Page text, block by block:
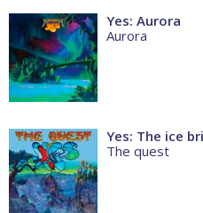
Yes: Aurora
Aurora
Yes: The ice
The quest